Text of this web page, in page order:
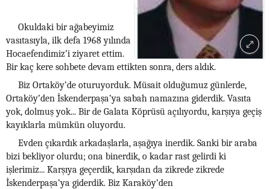
Okuldaki bir ağabeyimiz
vasıtasıyla, ilk defa 1968 yılında
Hocaefendimiz’i ziyaret ettim.
Bir kaç kere sohbete devam ettikten sonra, ders aldık.
Biz Ortaköy’de oturuyorduk. Müsait olduğumuz günlerde,
Ortaköy’den İskenderpaşa’ya sabah namazına giderdik. Vasıta
yok, dolmuş yok... Bir de Galata Köprüsü açılıyordu, karşıya geçiş
kayıklarla mümkün oluyordu.
Evden çıkardık arkadaşlarla, aşağıya inerdik. Sanki bir araba
bizi bekliyor olurdu; ona binerdik, o kadar rast gelirdi ki
işlerimiz... Karşıya geçerdik, karşıdan da zikrede zikrede
İskenderpaşa’ya giderdik. Biz Karaköy’den